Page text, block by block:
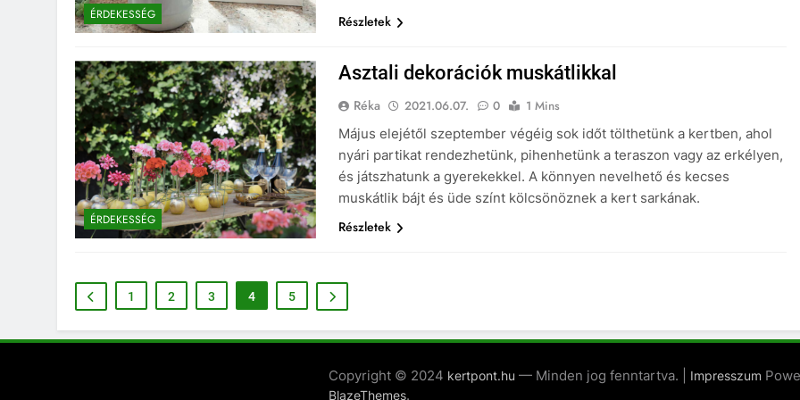
ÉRDEKESSÉG Részletek
ÉRDEKESSÉG
Asztali dekorációk muskátlikkal
Réka 2021.06.07. 0
1 Mins
Május elejétől szeptember végéig sok időt tölthetünk a kertben, ahol
nyári partikat rendezhetünk, pihenhetünk a teraszon vagy az erkélyen,
és játszhatunk a gyerekekkel. A könnyen nevelhető és kecses
muskátlik bájt és üde színt kölcsönöznek a kert sarkának.
Részletek
1 2 3 4 5
Copyright © 2024 kertpont.hu — Minden jog fenntartva. | Impresszum
BlazeThemes.